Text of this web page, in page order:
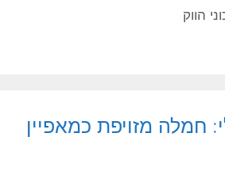
הווק
חמלה מזויפת כמאפיין